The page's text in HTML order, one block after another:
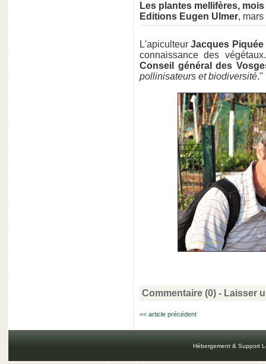
Les plantes mellifères,
Editions Eugen Ulmer,
L'apiculteurJacques Piquée
connaissance des
Conseil général des
pollinisateurs et biodiversité."
Commentaire (0) - Laisser
<< article précédent
Hébergement & Support